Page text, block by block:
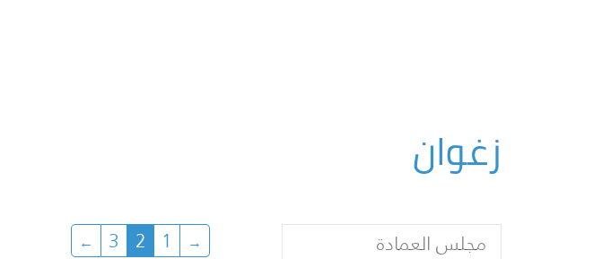
زغوان
مجلس العمادة
1
2
3